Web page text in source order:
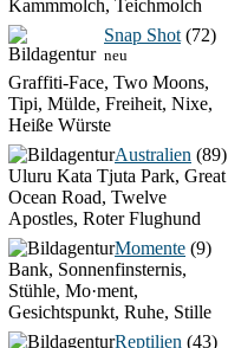
Kammmolch, Teichmolch
Snap Shot (72)
neu
Graffiti-Face, Two Moons,
Tipi, Mülde, Freiheit, Nixe,
Heiße Würste
Australien (89)
Uluru Kata Tjuta Park, Great
Ocean Road, Twelve
Apostles, Roter Flughund
Momente (9)
Bank, Sonnenfinsternis,
Stühle, Mo·ment,
Gesichtspunkt, Ruhe, Stille
Reptilien (43)